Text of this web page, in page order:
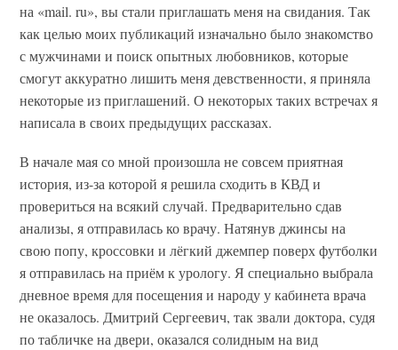
на «mail. ru», вы стали приглашать меня на свидания. Так
как целью моих публикаций изначально было знакомство
с мужчинами и поиск опытных любовников, которые
смогут аккуратно лишить меня девственности, я приняла
некоторые из приглашений. О некоторых таких встречах я
написала в своих предыдущих рассказах.
В начале мая со мной произошла не совсем приятная
история, из-за которой я решила сходить в КВД и
провериться на всякий случай. Предварительно сдав
анализы, я отправилась ко врачу. Натянув джинсы на
свою попу, кроссовки и лёгкий джемпер поверх футболки
я отправилась на приём к урологу. Я специально выбрала
дневное время для посещения и народу у кабинета врача
не оказалось. Дмитрий Сергеевич, так звали доктора, судя
по табличке на двери, оказался солидным на вид